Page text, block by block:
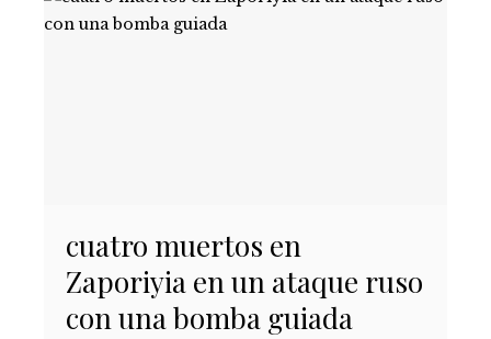
cuatro muertos en
Zaporiyia en un ataque ruso
con una bomba guiada